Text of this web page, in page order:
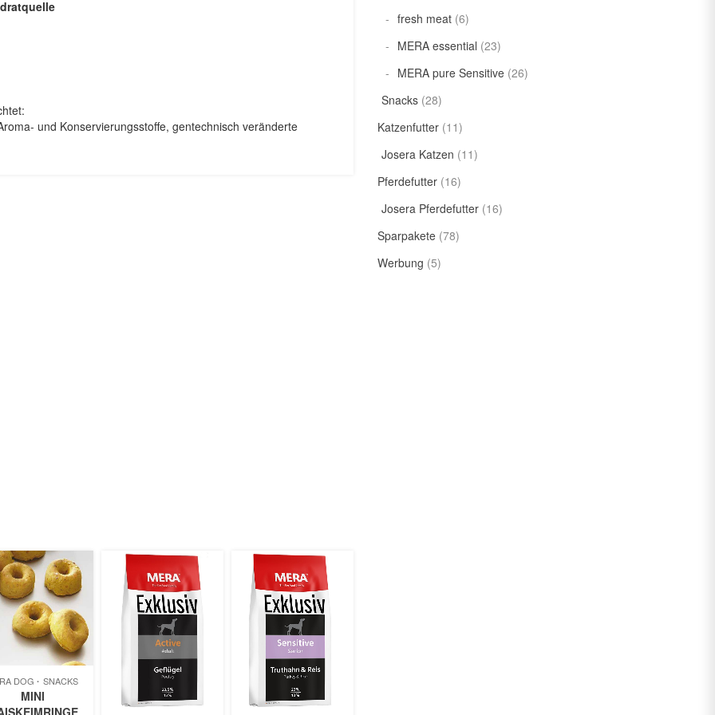
und Konservierungsstoffe, gentechnisch veränderte
DOG SNACKS
MINI
fresh meat (6)
MERA essential (23)
MERA pure Sensitive (26)
Snacks (28)
Katzenfutter (11)
Josera Katzen (11)
Pferdefutter (16)
Josera Pferdefutter (16)
Sparpakete (78)
Werbung (5)